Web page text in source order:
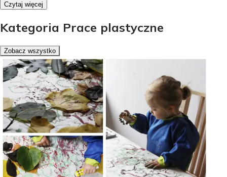
Czytaj więcej
Kategoria Prace plastyczne
Zobacz wszystko